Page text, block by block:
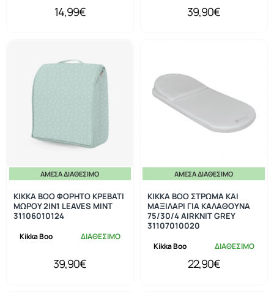
14,99€ 39,90€
ΆΜΕΣΑ ΔΙΑΘΈΣΙΜΟ
Kikka Boo ΔΙΑΘΕΣΙΜΟ
KIKKA BOO ΦΟΡΗΤΟ ΚΡΕΒΑΤΙ
ΜΩΡΟΥ 2ΙΝ1 LEAVES MINT
31106010124
39,90€
ΆΜΕΣΑ ΔΙΑΘΈΣΙΜΟ
Kikka Boo ΔΙΑΘΕΣΙΜΟ
KIKKA BOO ΣΤΡΩΜΑ ΚΑΙ
ΜΑΞΙΛΑΡΙ ΓΙΑ ΚΑΛΑΘΟΥΝΑ
75/30/4 AIRKNIT GREY
31107010020
22,90€